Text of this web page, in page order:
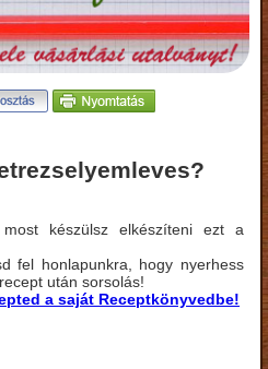
készülsz elkészíteni ezt a
fel honlapunkra, hogy nyerhess
után sorsolás!
a saját Receptkönyvedbe!